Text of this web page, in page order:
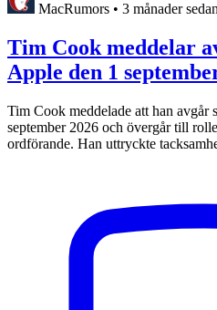
MacRumors • 3 månader sedan
Tim Cook meddelar
Apple den 1
Tim Cook meddelade att han avgår
september 2026 och övergår till
ordförande. Han uttryckte